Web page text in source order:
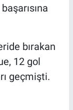
bırakan
12 gol
geçmişti.